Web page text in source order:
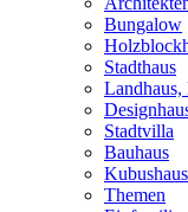
Bungalow
Stadthaus
Landhaus,
Stadtvilla
Bauhaus
Kubushaus
Themen